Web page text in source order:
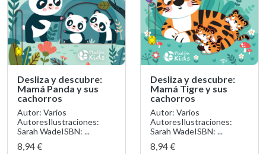
Desliza y descubre:
Mamá Panda y sus
cachorros
Autor: Varios
AutoresIlustraciones:
Sarah WadeISBN: ...
8,94 €
Desliza y descubre:
Mamá Tigre y sus
cachorros
Autor: Varios
AutoresIlustraciones:
Sarah WadeISBN: ...
8,94 €